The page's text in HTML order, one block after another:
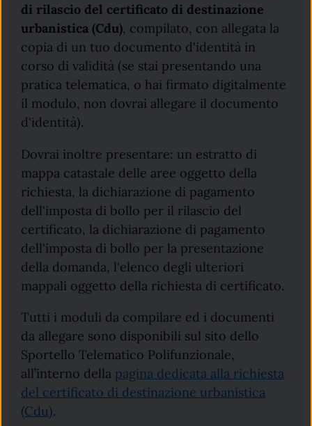
di rilascio del certificato di destinazione
urbanistica (Cdu), compilato, con allegata la
copia di un tuo documento d'identità in
corso di validità (se stai presentando una
pratica telematica, o hai firmato digitalmente
il modulo, non dovrai allegare il documento
d'identità).
Dovrai inoltre presentare: un estratto di
mappa catastale delle aree oggetto della
richiesta, la dichiarazione di pagamento
dell'imposta di bollo per il rilascio del
certificato, la dichiarazione di pagamento
dell'imposta di bollo per la presentazione
della domanda, l'elenco degli ulteriori
mappali oggetto della richiesta di certificato.
Tutti i moduli da compilare ed i documenti
da allegare sono disponibili sul sito dello
Sportello Telematico Polifunzionale,
all’interno della pagina dedicata alla richiesta
del certificato di destinazione urbanistica
(Cdu).